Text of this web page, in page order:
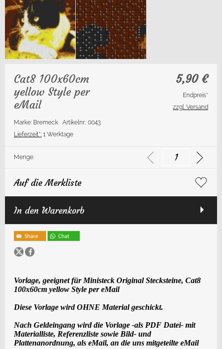
5,90€
Cat8 100x60cm
yellow Style per
eMail
Marke: Bremeck Artikelnr.: 0043
Lieferzeit*: 1 Werktage
Endpreis*
zzgl. Versand
Menge:
Auf die Merkliste
In den Warenkorb
Vorlage, geeignet für Ministeck Original Stecksteine, Cat8
100x60cm yellow Style per eMail
Diese Vorlage wird OHNE Material geschickt.
Nach Geldeingang wird die Vorlage -als PDF Datei- mit
Materialliste, Referenzliste sowie Bild- und
Plattenanordnung, als eMail, an die uns mitgeteilte eMail